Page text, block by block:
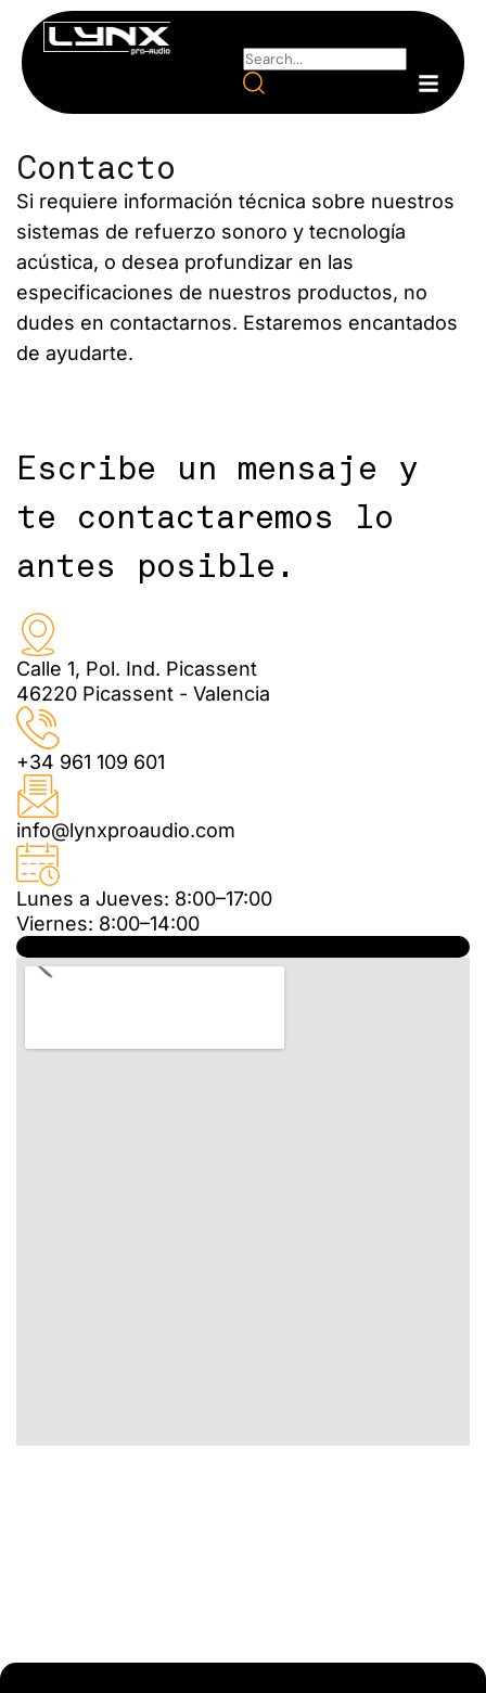
Contacto
Si requiere información técnica sobre nuestros
sistemas de refuerzo sonoro y tecnología
acústica, o desea profundizar en las
especificaciones de nuestros productos, no
dudes en contactarnos. Estaremos encantados
de ayudarte.
Escribe un mensaje y
te contactaremos lo
antes posible.
Calle 1, Pol. Ind. Picassent
46220 Picassent - Valencia
+34 961 109 601
info@lynxproaudio.com
Lunes a Jueves: 8:00–17:00
Viernes: 8:00–14:00